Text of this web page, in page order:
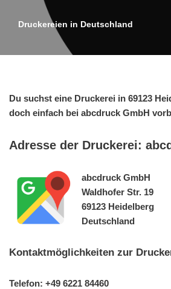
Druckereien in Deutschland
Du suchst eine Druckerei in 69123
doch einfach bei abcdruck GmbH
Adresse der Druckerei:
abcdruck GmbH
Waldhofer Str. 19
69123 Heidelberg
Deutschland
Kontaktmöglichkeiten zur
Telefon: +49 6221 84460